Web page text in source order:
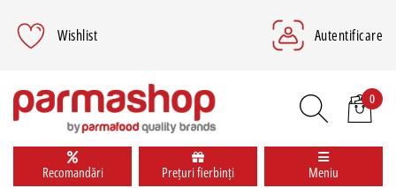
Wishlist Autentificare
Recomandări Prețuri fierbinți Meniu
0